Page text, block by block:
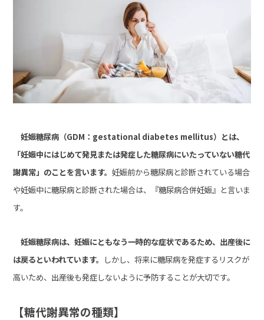
妊娠糖尿病（GDM：gestational diabetes mellitus）とは、
「妊娠中にはじめて発見または発症した糖尿病にいたっていない糖代
謝異常」のことを言います。 妊娠前から糖尿病と診断されている場合
や妊娠中に糖尿病と診断された場合は、『糖尿病合併妊娠』と言いま
す。
妊娠糖尿病は、妊娠にともなう一時的な症状であるため、出産後に
は戻るといわれています。
しかし、将来に糖尿病を発症するリスクが
高いため、出産後も発症しないように予防することが大切です。
【糖代謝異常の種類】